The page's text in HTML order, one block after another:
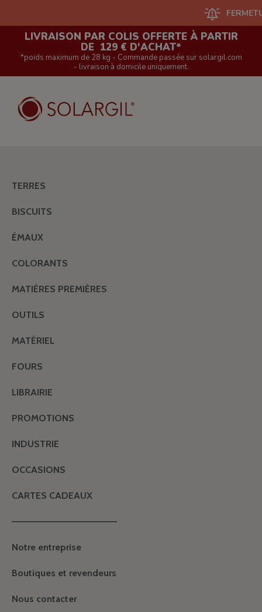
FERMETURE
LIVRAISON PAR COLIS OFFERTE À PARTIR
DE 129 € D'ACHAT*
*poids maximum de 28 kg - Commande passée sur solargil.com
- livraison à domicile uniquement.
TERRES
BISCUITS
ÉMAUX
COLORANTS
MATIÈRES PREMIÈRES
OUTILS
MATÉRIEL
FOURS
LIBRAIRIE
PROMOTIONS
INDUSTRIE
OCCASIONS
CARTES CADEAUX
———————————————
Notre entreprise
Boutiques et revendeurs
Nous contacter